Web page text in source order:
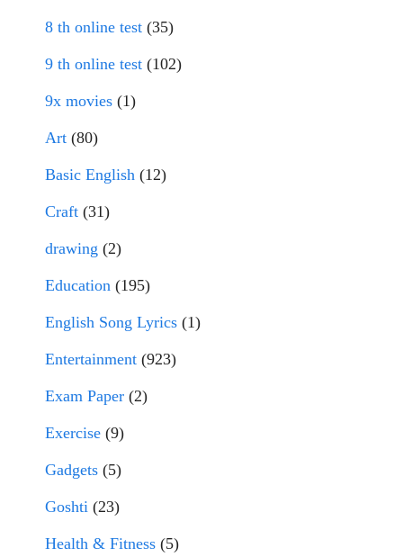
8 th online test (35)
9 th online test (102)
9x movies (1)
Art (80)
Basic English (12)
Craft (31)
drawing (2)
Education (195)
English Song Lyrics (1)
Entertainment (923)
Exam Paper (2)
Exercise (9)
Gadgets (5)
Goshti (23)
Health & Fitness (5)